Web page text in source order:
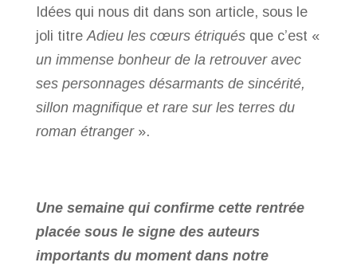
Idées qui nous dit dans son article, sous le
joli titre Adieu les cœurs étriquésque c’est «
un immense bonheur de la retrouver avec
ses personnages désarmants de sincérité,
sillon magnifique et rare sur les terres du
roman étranger».
Une semaine qui confirme cette rentrée
placée sous le signe des auteurs
importants du moment dans notre